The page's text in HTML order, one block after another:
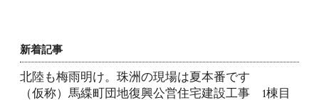
新着記事
北陸も梅雨明け。珠洲の現場は夏本番です
（仮称）馬緤町団地復興公営住宅建設工事 1棟目